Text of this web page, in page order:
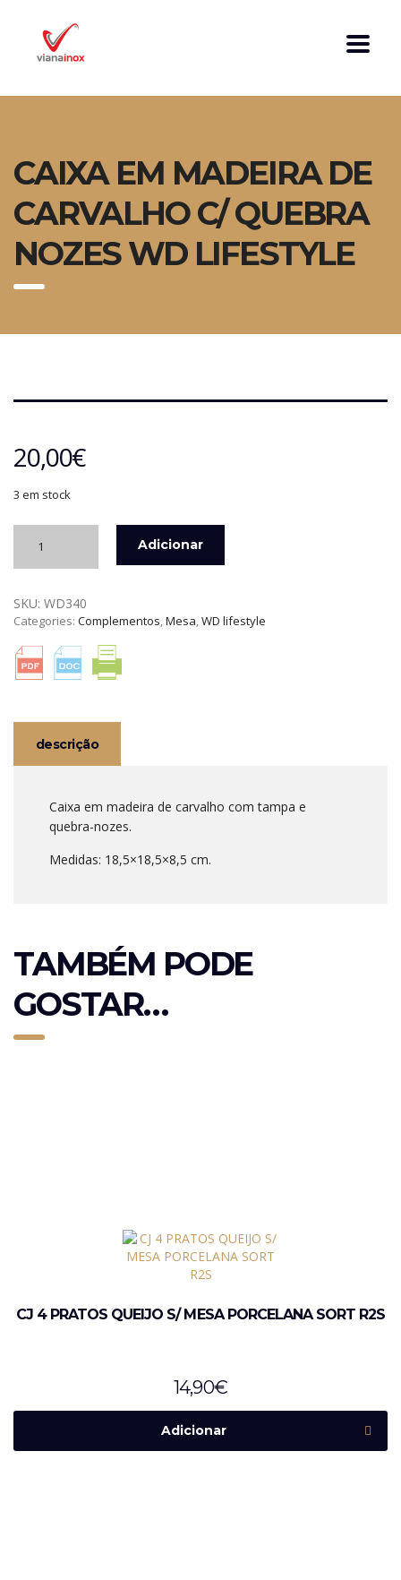
CAIXA EM MADEIRA DE
CARVALHO C/ QUEBRA
NOZES WD LIFESTYLE
20,00€
3 em stock
CAIXA
MADEIRA
DE
C/
QUEBRA
Adicionar
SKU: WD340
Categories: Complementos,Mesa,WD lifestyle
descrição
Caixa em madeira de carvalho com tampa e
quebra-nozes.
Medidas: 18,5×18,5×8,5 cm.
TAMBÉM PODE
GOSTAR…
CJ 4 PRATOS QUEIJO S/ MESA PORCELANA SORT R2S
14,90€
Adicionar